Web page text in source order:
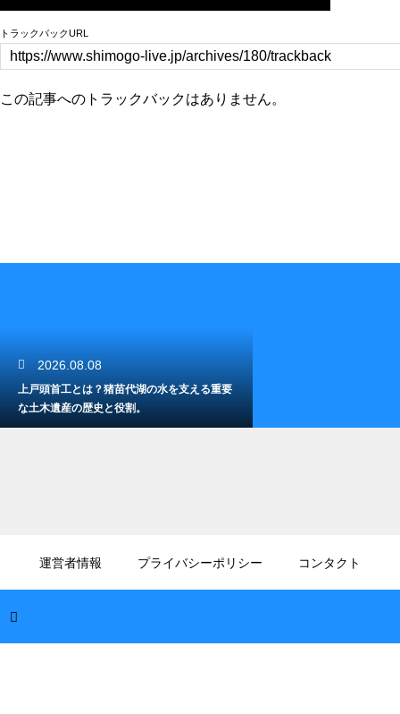
トラックバックURL
この記事へのトラックバックはありません。
2026.08.08
上戸頭首工とは？猪苗代湖の水を支える重要
な土木遺産の歴史と役割。
屋！向かう前に餌や仕掛けを準備
運営者情報 プライバシーポリシー コンタクト